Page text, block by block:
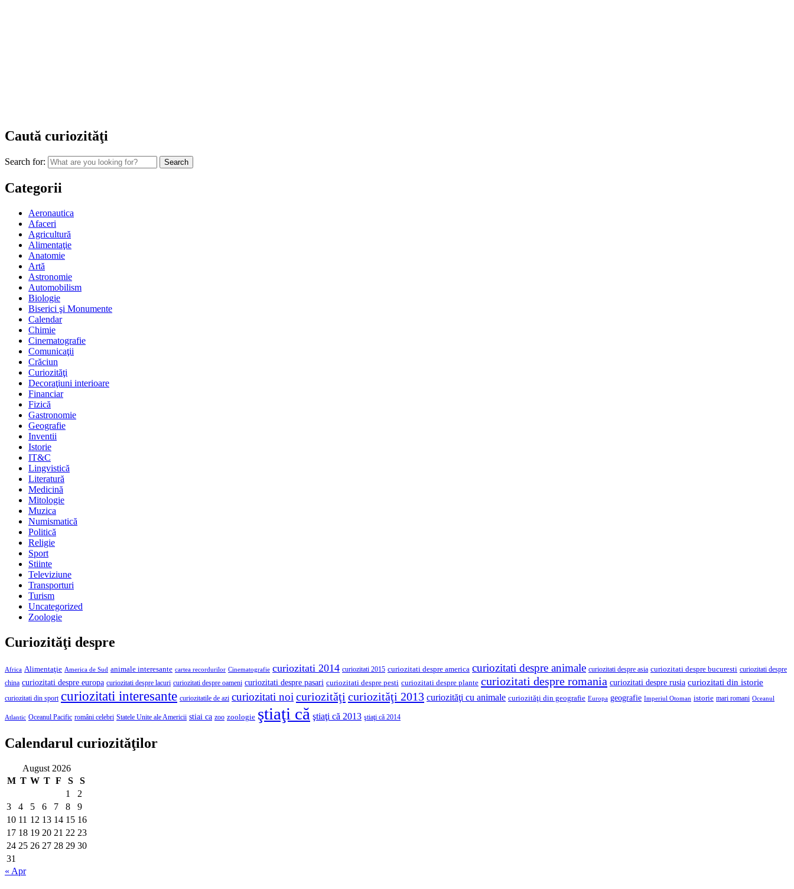
Caută curiozităţi
Search for:
Categorii
Aeronautica
Afaceri
Agricultură
Alimentaţie
Anatomie
Artă
Astronomie
Automobilism
Biologie
Biserici şi Monumente
Calendar
Chimie
Cinematografie
Comunicaţii
Crăciun
Curiozităţi
Decoraţiuni interioare
Financiar
Fizică
Gastronomie
Geografie
Inventii
Istorie
IT&C
Lingvistică
Literatură
Medicină
Mitologie
Muzica
Numismatică
Politică
Religie
Sport
Stiinte
Televiziune
Transporturi
Turism
Uncategorized
Zoologie
Curiozităţi despre
Africa Alimentaţie America de Sud animale interesante cartea recordurilor Cinematografie curiozitati 2014 curiozitati 2015 curiozitati despre america curiozitati despre animale curiozitati despre asia curiozitati despre bucuresti curiozitati despre
china curiozitati despre europa curiozitati despre lacuri curiozitati despre oameni curiozitati despre pasari curiozitati despre pesti curiozitati despre plante curiozitati despre romania curiozitati despre rusia curiozitati din istorie
curiozitati din sport curiozitati interesante curiozitatile de azi curiozitati noicuriozităţi curiozităţi 2013 curiozităţi cu animale curiozităţi din geografie Europa geografie Imperiul Otoman istorie mari romani Oceanul
Atlantic Oceanul Pacific români celebri Statele Unite ale Americii stiai ca zoo zoologie ştiaţi că ştiaţi că 2013 ştiaţi că 2014
Calendarul curiozităţilor
August 2026
M T W T F S
S
1
2
3
4 5 6 7 8
9
10 11 12 13 14 15 16
17 18 19 20 21 22 23
24 25 26 27 28 29 30
31
« Apr